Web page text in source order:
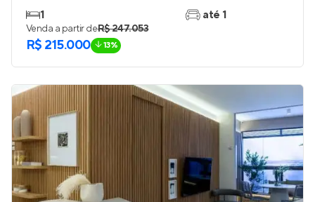
1
até 1
Venda a partir deR$ 247.053
R$ 215.000 13%